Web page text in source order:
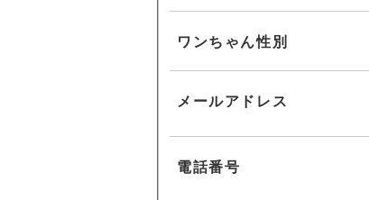
ワンちゃん性別
メールアドレス
電話番号